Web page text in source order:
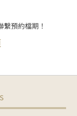
預約檔期！